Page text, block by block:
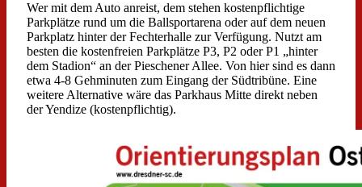
Wer mit dem Auto anreist, dem stehen kostenpflichtige
Parkplätze rund um die Ballsportarena oder auf dem neuen
Parkplatz hinter der Fechterhalle zur Verfügung. Nutzt am
besten die kostenfreien Parkplätze P3, P2 oder P1 „hinter
dem Stadion“ an der Pieschener Allee. Von hier sind es dann
etwa 4-8 Gehminuten zum Eingang der Südtribüne. Eine
weitere Alternative wäre das Parkhaus Mitte direkt neben
der Yendize (kostenpflichtig).